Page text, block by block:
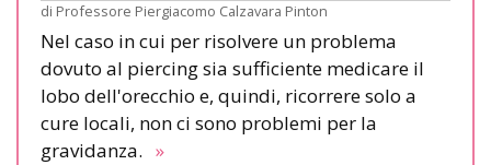
di Professore Piergiacomo Calzavara Pinton
Nel caso in cui per risolvere un problema
dovuto al piercing sia sufficiente medicare il
lobo dell'orecchio e, quindi, ricorrere solo a
cure locali, non ci sono problemi per la
gravidanza. »